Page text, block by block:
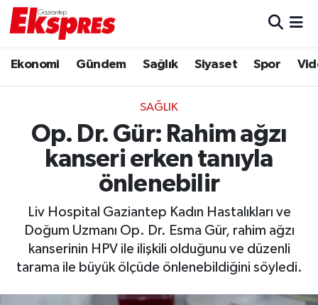
Ekonomi Gündem Sağlık Siyaset Spor
SAĞLIK
Op. Dr. Gür: Rahim ağzı
kanseri erken tanıyla
önlenebilir
Liv Hospital Gaziantep Kadın Hastalıkları ve
Doğum Uzmanı Op. Dr. Esma Gür, rahim ağzı
kanserinin HPV ile ilişkili olduğunu ve düzenli
tarama ile büyük ölçüde önlenebildiğini söyledi.
Ekonomi
Gaziantep son dakika
Genel
Haberler
Kültür Sanat
Trafik Durumu
Puan Durumu ve Fikstür
Tüm Manşetler
Haber Arşivi